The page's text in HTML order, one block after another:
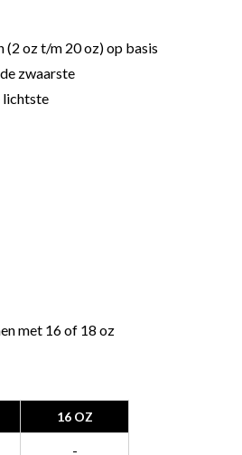
(2 oz t/m 20 oz) op basis
zwaarste
lichtste
met 16 of 18 oz
16 OZ
-